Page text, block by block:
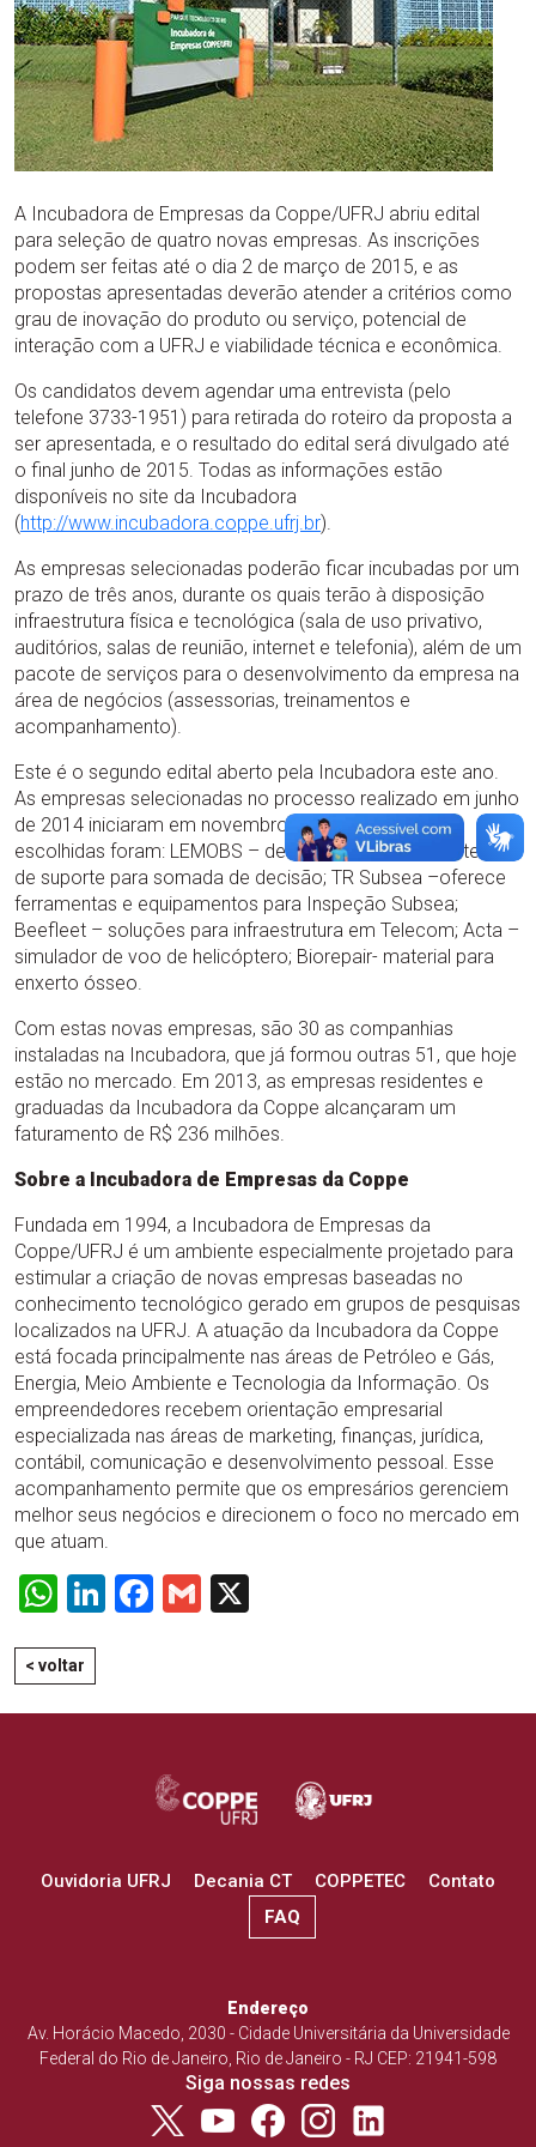
A Incubadora de Empresas da Coppe/UFRJ abriu edital
para seleção de quatro novas empresas. As inscrições
podem ser feitas até o dia 2 de março de 2015, e as
propostas apresentadas deverão atender a critérios como
grau de inovação do produto ou serviço, potencial de
interação com a UFRJ e viabilidade técnica e econômica.
Os candidatos devem agendar uma entrevista (pelo
telefone 3733-1951) para retirada do roteiro da proposta a
ser apresentada, e o resultado do edital será divulgado até
o final junho de 2015. Todas as informações estão
disponíveis no site da Incubadora
(http://www.incubadora.coppe.ufrj.br).
As empresas selecionadas poderão ficar incubadas por um
prazo de três anos, durante os quais terão à disposição
infraestrutura física e tecnológica (sala de uso privativo,
auditórios, salas de reunião, internet e telefonia), além de um
pacote de serviços para o desenvolvimento da empresa na
área de negócios (assessorias, treinamentos e
acompanhamento).
Este é o segundo edital aberto pela Incubadora este ano.
As empresas selecionadas no processo realizado em junho
de 2014 iniciaram em novembro suas atividades. As
escolhidas foram: LEMOBS – desenvolvimento de sistemas
de suporte para somada de decisão; TR Subsea –oferece
ferramentas e equipamentos para Inspeção Subsea;
Beefleet – soluções para infraestrutura em Telecom; Acta –
simulador de voo de helicóptero; Biorepair- material para
enxerto ósseo.
Com estas novas empresas, são 30 as companhias
instaladas na Incubadora, que já formou outras 51, que hoje
estão no mercado. Em 2013, as empresas residentes e
graduadas da Incubadora da Coppe alcançaram um
faturamento de R$ 236 milhões.
Sobre a Incubadora de Empresas da Coppe
Fundada em 1994, a Incubadora de Empresas da
Coppe/UFRJ é um ambiente especialmente projetado para
estimular a criação de novas empresas baseadas no
conhecimento tecnológico gerado em grupos de pesquisas
localizados na UFRJ. A atuação da Incubadora da Coppe
está focada principalmente nas áreas de Petróleo e Gás,
Energia, Meio Ambiente e Tecnologia da Informação. Os
empreendedores recebem orientação empresarial
especializada nas áreas de marketing, finanças, jurídica,
contábil, comunicação e desenvolvimento pessoal. Esse
acompanhamento permite que os empresários gerenciem
melhor seus negócios e direcionem o foco no mercado em
que atuam.
WhatsApp
LinkedIn
Facebook
Gmail
< voltar
Ouvidoria UFRJ Decania CT COPPETEC
Contato
FAQ
Endereço
Av. Horácio Macedo, 2030 - Cidade Universitária da Universidade
Federal do Rio de Janeiro, Rio de Janeiro - RJ CEP: 21941-598
Siga nossas redes